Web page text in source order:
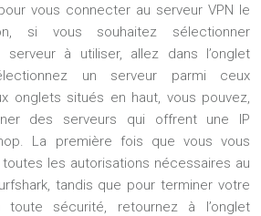
vous connecter au serveur VPN le
si vous souhaitez sélectionner
à utiliser, allez dans l’onglet
un serveur parmi ceux
onglets situés en haut, vous pouvez,
des serveurs qui offrent une IP
La première fois que vous vous
les autorisations nécessaires au
tandis que pour terminer votre
sécurité, retournez à l’onglet